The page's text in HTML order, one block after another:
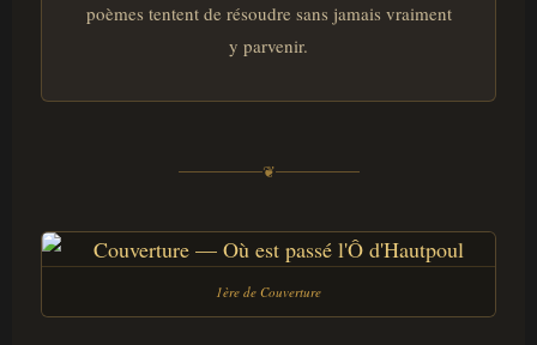
poèmes tentent de résoudre sans jamais vraiment
y parvenir.
❦
1ère de Couverture